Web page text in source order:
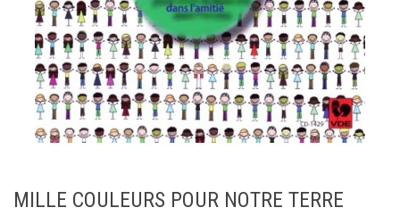
MILLE COULEURS POUR NOTRE TERRE